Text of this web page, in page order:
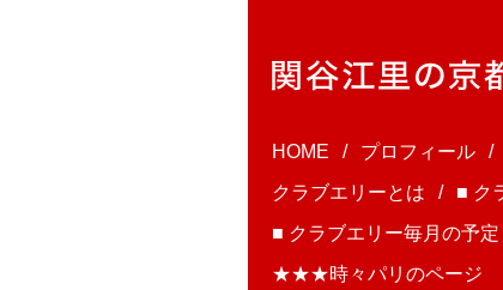
HOME プロフィール
クラブエリーとは
■ ク
■ クラブエリー毎月の予定
★★★時々パリのページ